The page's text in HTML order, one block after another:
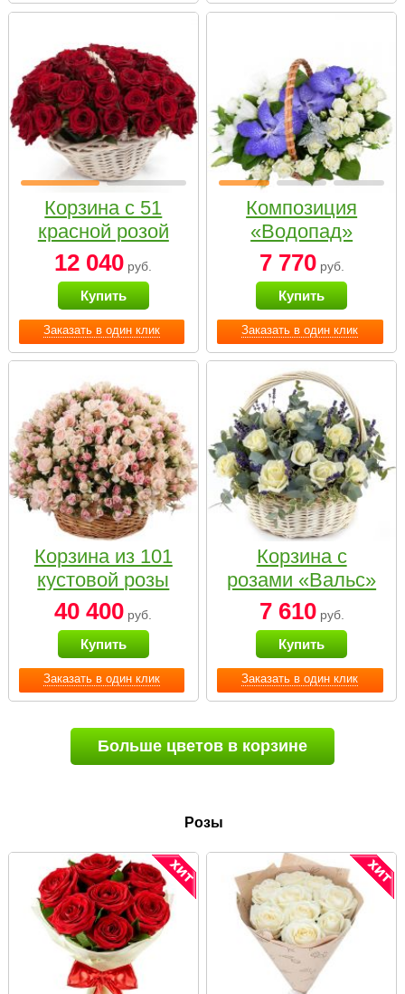
Заказать в один клик
Корзина с 51
красной розой
12 040 руб.
Купить
Заказать в один клик
Композиция
«Водопад»
7 770руб.
Купить
Заказать в один клик
Корзина из 101
кустовой розы
нежных тонов
40 400 руб.
Купить
Заказать в один клик
Корзина с
розами «Вальс»
7 610руб.
Купить
Больше цветов в корзине
Розы